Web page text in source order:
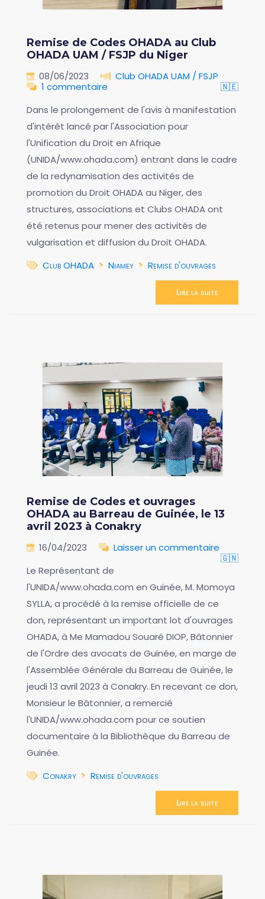
Remise de Codes OHADA au Club
OHADA UAM / FSJP du Niger
08/06/2023
Club OHADA UAM / FSJP
1 commentaire
🇳🇪
Dans le prolongement de l'avis à manifestation
d'intérêt lancé par l'Association pour
l'Unification du Droit en Afrique
(UNIDA/www.ohada.com) entrant dans le cadre
de la redynamisation des activités de
promotion du Droit OHADA au Niger, des
structures, associations et Clubs OHADA ont
été retenus pour mener des activités de
vulgarisation et diffusion du Droit OHADA.
Club OHADA
Niamey Remise d'ouvrages
Lire la suite
Remise de Codes et ouvrages
OHADA au Barreau de Guinée, le 13
avril 2023 à Conakry
16/04/2023
Laisser un commentaire
🇬🇳
Le Représentant de
l'UNIDA/www.ohada.com en Guinée, M. Momoya
SYLLA, a procédé à la remise officielle de ce
don, représentant un important lot d'ouvrages
OHADA, à Me Mamadou Souaré DIOP, Bâtonnier
de l'Ordre des avocats de Guinée, en marge de
l'Assemblée Générale du Barreau de Guinée, le
jeudi 13 avril 2023 à Conakry. En recevant ce don,
Monsieur le Bâtonnier, a remercié
l'UNIDA/www.ohada.com pour ce soutien
documentaire à la Bibliothèque du Barreau de
Guinée.
Conakry
Remise d'ouvrages
Lire la suite